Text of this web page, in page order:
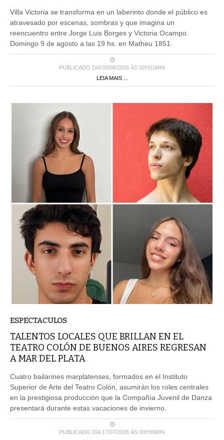
Villa Victoria se transforma en un laberinto donde el público es
atravesado por escenas, sombras y que imagina un
reencuentro entre Jorge Luis Borges y Victoria Ocampo.
Domingo 9 de agosto a las 19 hs. en Matheu 1851.
PUBLICADO DIA 03/08/2026 ÀS 02H31MIN
LEIA MAIS ...
ESPECTACULOS
TALENTOS LOCALES QUE BRILLAN EN EL
TEATRO COLÓN DE BUENOS AIRES REGRESAN
A MAR DEL PLATA
Cuatro bailarines marplatenses, formados en el Instituto
Superior de Arte del Teatro Colón, asumirán los roles centrales
en la prestigiosa producción que la Compañía Juvenil de Danza
presentará durante estas vacaciones de invierno.
PUBLICADO DIA 17/07/2026 ÀS 00H39MIN